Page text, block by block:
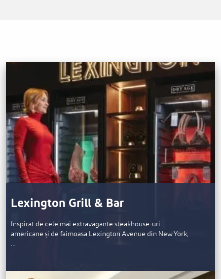
Lexington Grill & Bar
Inspirat de cele mai extravagante steakhouse-uri
americane și de faimoasa Lexington Avenue din New York,
…